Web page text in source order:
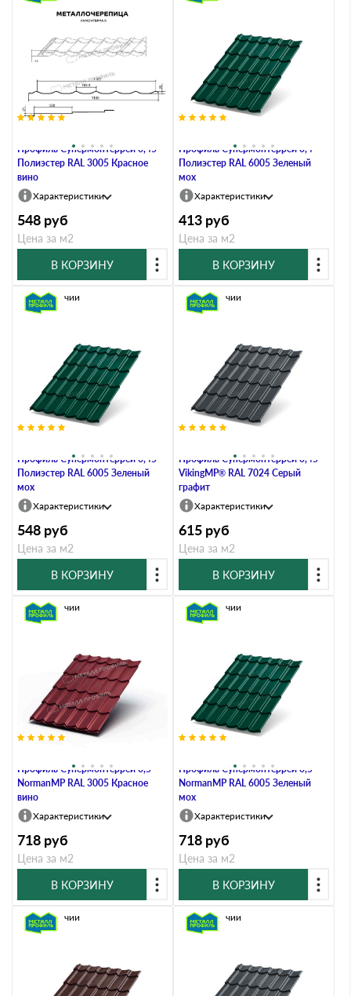
Профиль Супермонтеррей 0,45
Полиэстер RAL 3005 Красное
вино
Характеристики
548 руб
Цена за м2
В КОРЗИНУ
Профиль Супермонтеррей 0,4
Полиэстер RAL 6005 Зеленый
мох
Характеристики
413 руб
Цена за м2
В КОРЗИНУ
Профиль Супермонтеррей 0,45
Полиэстер RAL 6005 Зеленый
мох
В наличии
Характеристики
548 руб
Цена за м2
В КОРЗИНУ
Профиль Супермонтеррей 0,45
VikingMP® RAL 7024 Серый
графит
В наличии
Характеристики
615 руб
Цена за м2
В КОРЗИНУ
Профиль Супермонтеррей 0,5
NormanMP RAL 3005 Красное
вино
В наличии
Характеристики
718 руб
Цена за м2
В КОРЗИНУ
Профиль Супермонтеррей 0,5
NormanMP RAL 6005 Зеленый
мох
В наличии
Характеристики
718 руб
Цена за м2
В КОРЗИНУ
В наличии В наличии